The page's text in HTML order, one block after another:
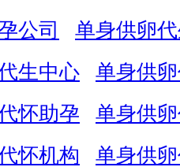
公司
单身供卵
生中心
单身供
怀助孕
单身供
怀机构
单身供